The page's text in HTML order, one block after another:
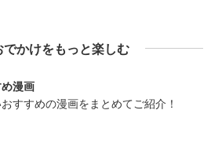
かけをもっと楽しむ
漫画
すすめの漫画をまとめてご紹介！